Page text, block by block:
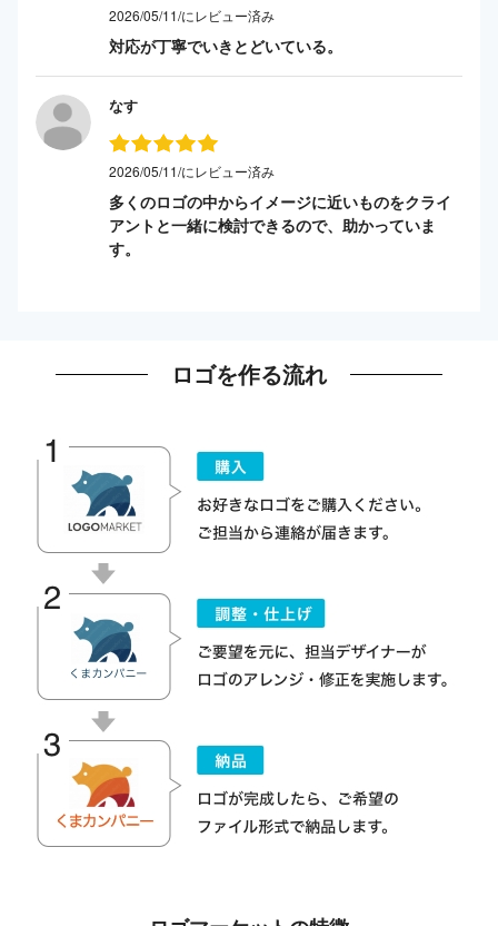
2026/05/11/にレビュー済み
対応が丁寧でいきとどいている。
なす
2026/05/11/にレビュー済み
多くのロゴの中からイメージに近いものをクライ
アントと一緒に検討できるので、助かっていま
す。
ロゴを作る流れ